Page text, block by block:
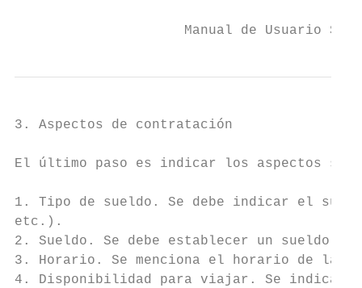
Manual de Usuario
3. Aspectos de contratación
El último paso es indicar los aspectos
1. Tipo de sueldo. Se debe indicar el
etc.).
2. Sueldo. Se debe establecer un sueldo
3. Horario. Se menciona el horario de la
4. Disponibilidad para viajar. Se indica si